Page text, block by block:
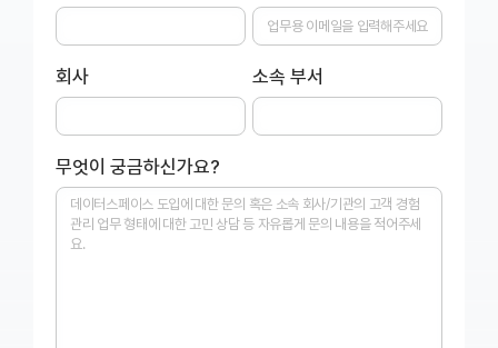
회사 소속 부서
무엇이 궁금하신가요?